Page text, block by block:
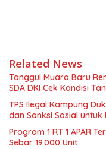
Related News
Tanggul Muara Baru
SDA DKI Cek Kondisi
TPS Ilegal Kampung
dan Sanksi Sosial untuk
Program 1 RT 1 APAR
Sebar 19.000 Unit